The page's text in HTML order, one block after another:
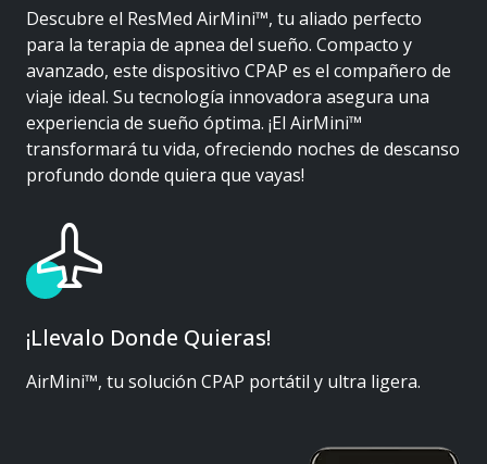
Descubre el ResMed AirMini™, tu aliado perfecto
para la terapia de apnea del sueño. Compacto y
avanzado, este dispositivo CPAP es el compañero de
viaje ideal. Su tecnología innovadora asegura una
experiencia de sueño óptima. ¡El AirMini™
transformará tu vida, ofreciendo noches de descanso
profundo donde quiera que vayas!
¡Llevalo Donde Quieras!
AirMini™, tu solución CPAP portátil y ultra ligera.